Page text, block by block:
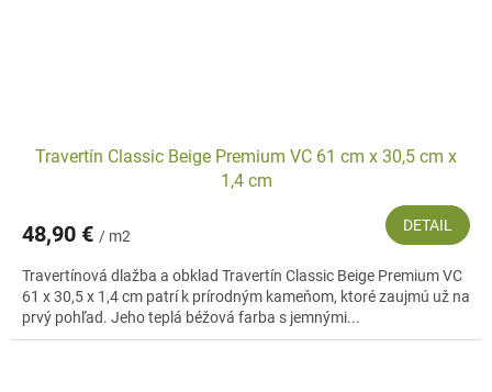
Travertín Classic Beige Premium VC 61 cm x 30,5 cm x
1,4 cm
48,90 € / m2
DETAIL
Travertínová dlažba a obklad Travertín Classic Beige Premium VC
61 x 30,5 x 1,4 cm patrí k prírodným kameňom, ktoré zaujmú už na
prvý pohľad. Jeho teplá béžová farba s jemnými...